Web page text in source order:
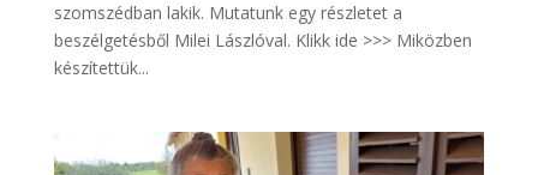
szomszédban lakik. Mutatunk egy részletet a
beszélgetésből Milei Lászlóval. Klikk ide >>> Miközben
készítettük...